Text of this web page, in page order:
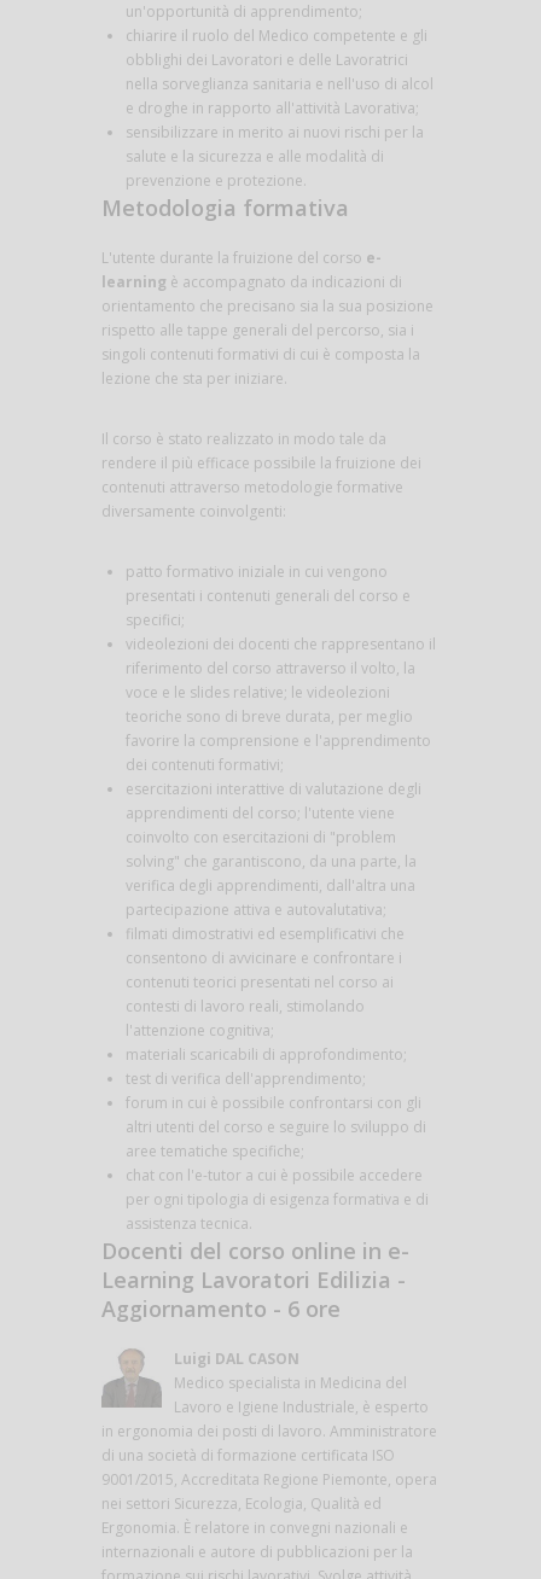
un'opportunità di apprendimento;
chiarire il ruolo del Medico competente e gli
obblighi dei Lavoratori e delle Lavoratrici
nella sorveglianza sanitaria e nell'uso di alcol
e droghe in rapporto all'attività Lavorativa;
sensibilizzare in merito ai nuovi rischi per la
salute e la sicurezza e alle modalità di
prevenzione e protezione.
Metodologia formativa
L'utente durante la fruizione del corso e-
learning è accompagnato da indicazioni di
orientamento che precisano sia la sua posizione
rispetto alle tappe generali del percorso, sia i
singoli contenuti formativi di cui è composta la
lezione che sta per iniziare.
Il corso è stato realizzato in modo tale da
rendere il più efficace possibile la fruizione dei
contenuti attraverso metodologie formative
diversamente coinvolgenti:
patto formativo iniziale in cui vengono
presentati i contenuti generali del corso e
specifici;
videolezioni dei docenti che rappresentano il
riferimento del corso attraverso il volto, la
voce e le slides relative; le videolezioni
teoriche sono di breve durata, per meglio
favorire la comprensione e l'apprendimento
dei contenuti formativi;
esercitazioni interattive di valutazione degli
apprendimenti del corso; l'utente viene
coinvolto con esercitazioni di "problem
solving" che garantiscono, da una parte, la
verifica degli apprendimenti, dall'altra una
partecipazione attiva e autovalutativa;
filmati dimostrativi ed esemplificativi che
consentono di avvicinare e confrontare i
contenuti teorici presentati nel corso ai
contesti di lavoro reali, stimolando
l'attenzione cognitiva;
materiali scaricabili di approfondimento;
test di verifica dell'apprendimento;
forum in cui è possibile confrontarsi con gli
altri utenti del corso e seguire lo sviluppo di
aree tematiche specifiche;
chat con l'e-tutor a cui è possibile accedere
per ogni tipologia di esigenza formativa e di
assistenza tecnica.
Docenti del corso online in e-
Learning Lavoratori Edilizia -
Aggiornamento - 6 ore
Luigi DAL CASON
Medico specialista in Medicina del
Lavoro e Igiene Industriale, è esperto
in ergonomia dei posti di lavoro. Amministratore
di una società di formazione certificata ISO
9001/2015, Accreditata Regione Piemonte, opera
nei settori Sicurezza, Ecologia, Qualità ed
Ergonomia. È relatore in convegni nazionali e
internazionali e autore di pubblicazioni per la